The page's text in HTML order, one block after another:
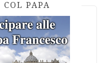
COL PAPA